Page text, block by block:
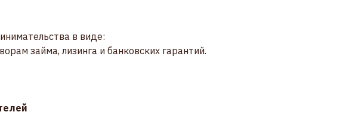
в виде:
займа, лизинга и банковских гарантий.